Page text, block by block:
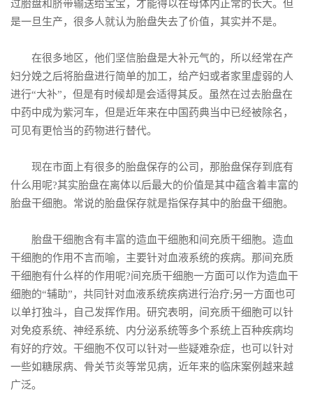
过胎盘和脐带输送给宝宝，才能得以在母体内正常的长大。但
是一旦生产，很多人就认为胎盘失去了价值，其实并不是。
在很多地区，他们坚信胎盘是大补元气的，所以经常在产
妇分娩之后将胎盘进行简单的加工，给产妇或者家里虚弱的人
进行“大补”，但是有时候却是会适得其反。虽然在过去胎盘在
中药中成为紫河车，但是近年来在中国药典当中已经被除名，
可见有更恰当的药物进行替代。
现在市面上有很多的胎盘保存的公司，那胎盘保存到底有
什么用呢?其实胎盘在离体以后最大的价值是其中蕴含着丰富的
胎盘干细胞。常说的胎盘保存就是指保存其中的胎盘干细胞。
胎盘干细胞含有丰富的造血干细胞和间充质干细胞。造血
干细胞的作用不言而喻，主要针对血液系统的疾病。那间充质
干细胞有什么样的作用呢?间充质干细胞一方面可以作为造血干
细胞的“辅助”，共同针对血液系统疾病进行治疗;另一方面也可
以单打独斗，自己发挥作用。研究表明，间充质干细胞可以针
对免疫系统、神经系统、内分泌系统等多个系统上百种疾病均
有好的疗效。干细胞不仅可以针对一些疑难杂症，也可以针对
一些如糖尿病、骨关节炎等常见病，近年来的临床案例越来越
广泛。